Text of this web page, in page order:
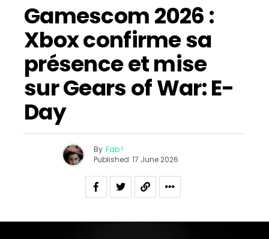
Gamescom 2026 :
Xbox confirme sa
présence et mise
sur Gears of War: E-
Day
By Fab !
Published 17 June 2026